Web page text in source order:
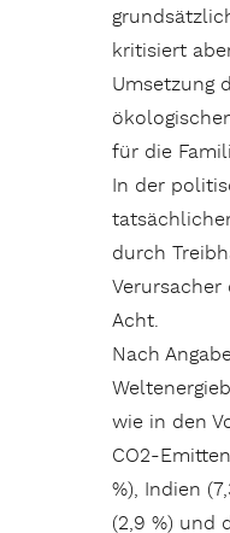
kritisiert
Umsetzung
für die
In der
durch
Acht.
Nach
wie in den
CO2-
%), Indien
(2,9 %) und